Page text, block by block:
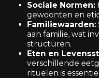
Sociale Normen:
gewoonten en
Familiewaarden:
aan familie, wat
structuren.
Eten en
verschillende
rituelen is